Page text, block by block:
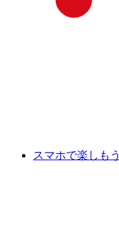
スマホで楽しもう